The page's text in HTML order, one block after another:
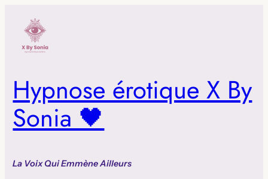
contenu
Hypnose érotique X By
Sonia 🖤
La Voix Qui Emmène Ailleurs